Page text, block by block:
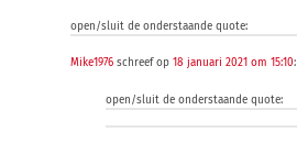
open/sluit de onderstaande quote:
Mike1976 schreef op 18 januari 2021 om 15:10:
open/sluit de onderstaande quote: